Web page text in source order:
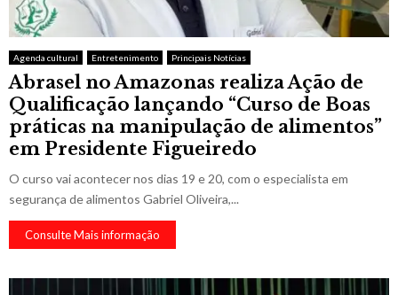
Agenda cultural Entretenimento Principais Notícias
Abrasel no Amazonas realiza Ação de
Qualificação lançando “Curso de Boas
práticas na manipulação de alimentos”
em Presidente Figueiredo
O curso vai acontecer nos dias 19 e 20, com o especialista em
segurança de alimentos Gabriel Oliveira,...
Consulte Mais informação